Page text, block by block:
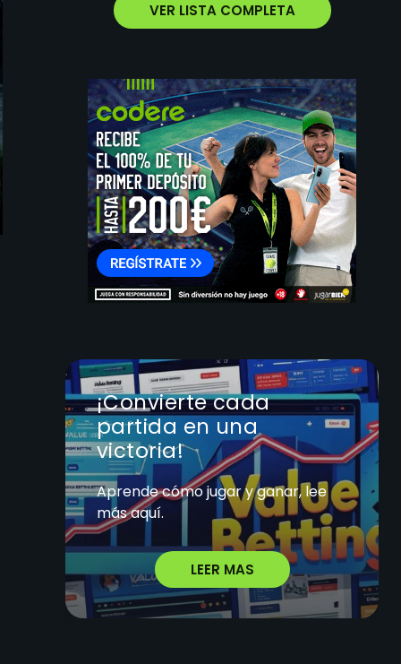
VER LISTA COMPLETA
¡Convierte cada
partida en una
victoria!
Aprende cómo jugar y ganar, lee
más aquí.
LEER MAS